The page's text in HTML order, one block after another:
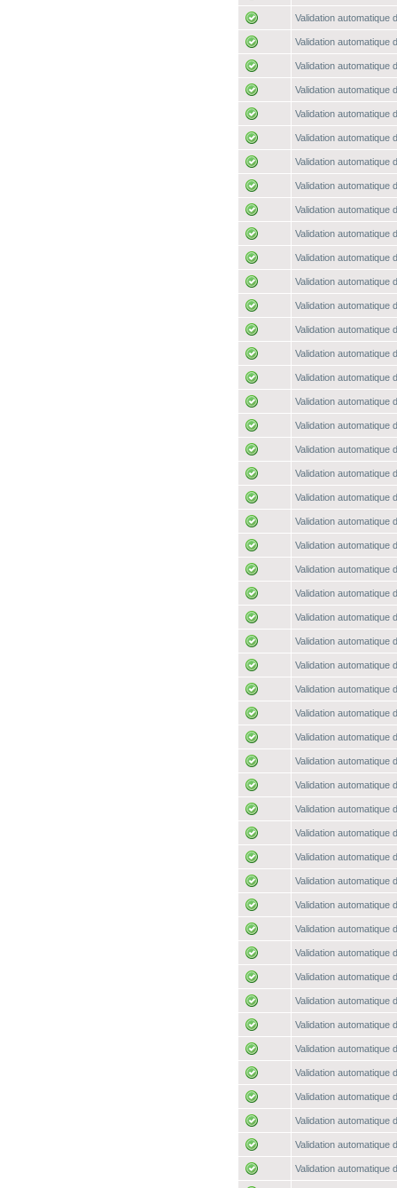
Validation automatique
Validation automatique
Validation automatique
Validation automatique
Validation automatique
Validation automatique
Validation automatique
Validation automatique
Validation automatique
Validation automatique
Validation automatique
Validation automatique
Validation automatique
Validation automatique
Validation automatique
Validation automatique
Validation automatique
Validation automatique
Validation automatique
Validation automatique
Validation automatique
Validation automatique
Validation automatique
Validation automatique
Validation automatique
Validation automatique
Validation automatique
Validation automatique
Validation automatique
Validation automatique
Validation automatique
Validation automatique
Validation automatique
Validation automatique
Validation automatique
Validation automatique
Validation automatique
Validation automatique
Validation automatique
Validation automatique
Validation automatique
Validation automatique
Validation automatique
Validation automatique
Validation automatique
Validation automatique
Validation automatique
Validation automatique
Validation automatique